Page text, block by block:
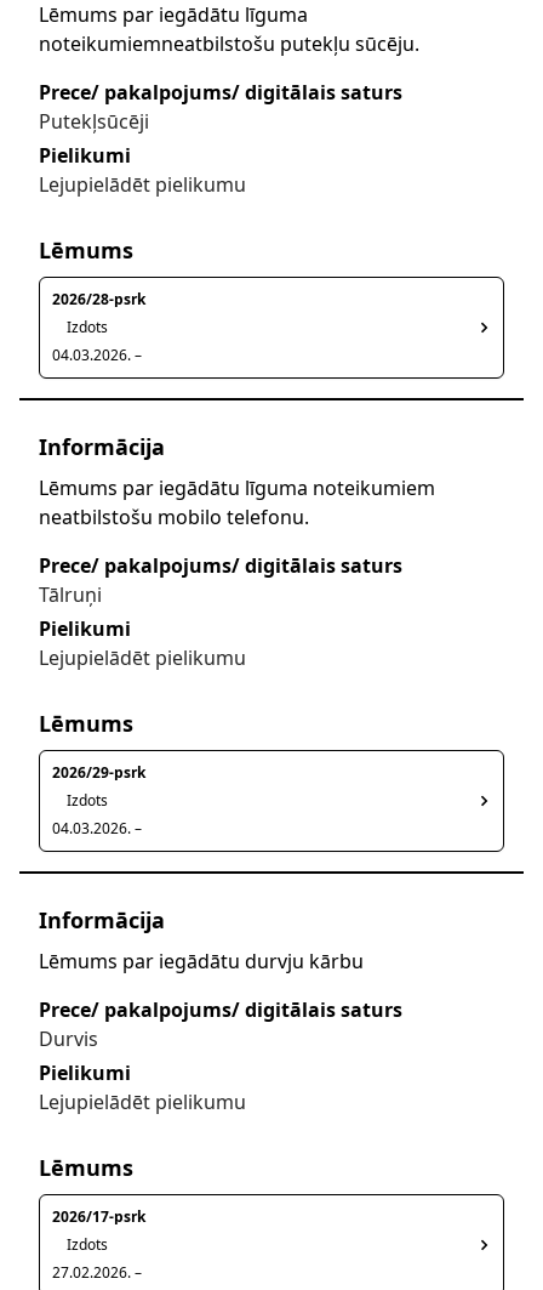
Lēmums par iegādātu līguma
noteikumiemneatbilstošu putekļu sūcēju.
Prece/ pakalpojums/ digitālais saturs
Putekļsūcēji
Pielikumi
Lejupielādēt pielikumu
Lēmums
2026/28-psrk
Izdots
04.03.2026. –
Informācija
Lēmums par iegādātu līguma noteikumiem
neatbilstošu mobilo telefonu.
Prece/ pakalpojums/ digitālais saturs
Tālruņi
Pielikumi
Lejupielādēt pielikumu
Lēmums
2026/29-psrk
Izdots
04.03.2026. –
Informācija
Lēmums par iegādātu durvju kārbu
Prece/ pakalpojums/ digitālais saturs
Durvis
Pielikumi
Lejupielādēt pielikumu
Lēmums
2026/17-psrk
Izdots
27.02.2026. –